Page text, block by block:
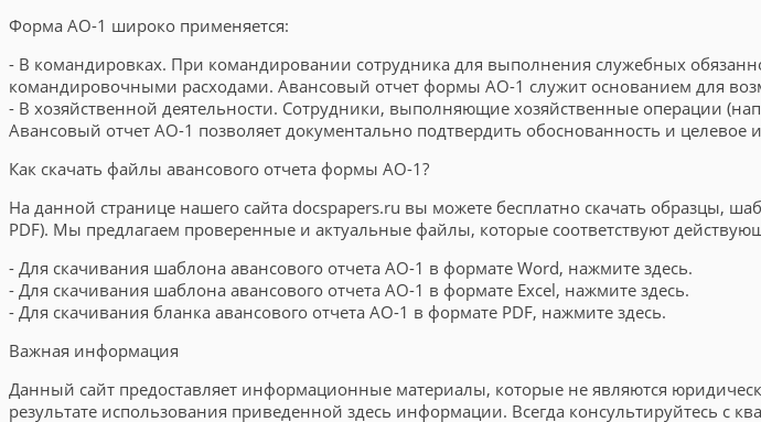
Форма АО-1 широко применяется:
- В командировках. При командировании сотрудника для выполнения служебных
командировочными расходами. Авансовый отчет формы АО-1 служит основанием для
- В хозяйственной деятельности. Сотрудники, выполняющие хозяйственные операции
Авансовый отчет АО-1 позволяет документально подтвердить обоснованность и целевое
Как скачать файлы авансового отчета формы АО-1?
На данной странице нашего сайта docspapers.ru вы можете бесплатно скачать образцы,
PDF). Мы предлагаем проверенные и актуальные файлы, которые соответствуют
- Для скачивания шаблона авансового отчета АО-1 в формате Word, нажмите здесь.
- Для скачивания шаблона авансового отчета АО-1 в формате Excel, нажмите здесь.
- Для скачивания бланка авансового отчета АО-1 в формате PDF, нажмите здесь.
Важная информация
Данный сайт предоставляет информационные материалы, которые не являются
результате использования приведенной здесь информации. Всегда консультируйтесь